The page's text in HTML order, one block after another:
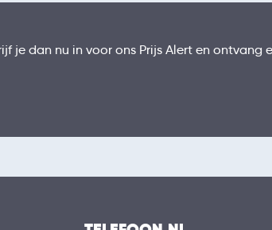
je dan nu in voor ons Prijs Alert en